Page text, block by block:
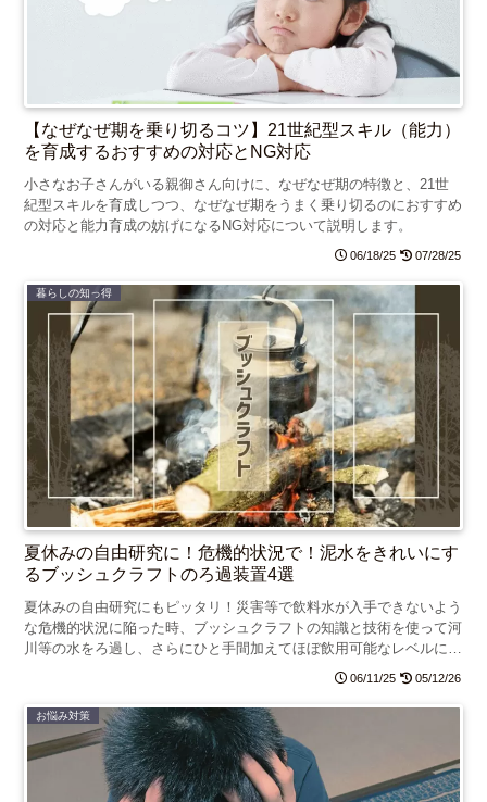
【なぜなぜ期を乗り切るコツ】21世紀型スキル（能力）
を育成するおすすめの対応とNG対応
小さなお子さんがいる親御さん向けに、なぜなぜ期の特徴と、21世
紀型スキルを育成しつつ、なぜなぜ期をうまく乗り切るのにおすすめ
の対応と能力育成の妨げになるNG対応について説明します。
06/18/25 07/28/25
暮らしの知っ得
夏休みの自由研究に！危機的状況で！泥水をきれいにす
るブッシュクラフトのろ過装置4選
夏休みの自由研究にもピッタリ！災害等で飲料水が入手できないよう
な危機的状況に陥った時、ブッシュクラフトの知識と技術を使って河
川等の水をろ過し、さらにひと手間加えてほぼ飲用可能なレベルにま
06/11/25 05/12/26
お悩み対策